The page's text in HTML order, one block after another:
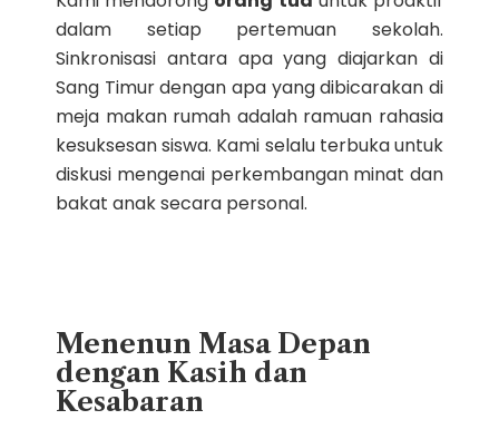
dalam setiap pertemuan sekolah.
Sinkronisasi antara apa yang diajarkan di
Sang Timur dengan apa yang dibicarakan di
meja makan rumah adalah ramuan rahasia
kesuksesan siswa. Kami selalu terbuka untuk
diskusi mengenai perkembangan minat dan
bakat anak secara personal.
Menenun Masa Depan
dengan Kasih dan
Kesabaran